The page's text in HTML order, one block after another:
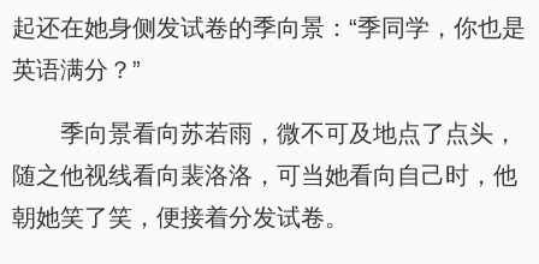
起还在她身侧发试卷的季向景：“季同学，你也是
英语满分？”
季向景看向苏若雨，微不可及地点了点头，
随之他视线看向裴洛洛，可当她看向自己时，他
朝她笑了笑，便接着分发试卷。